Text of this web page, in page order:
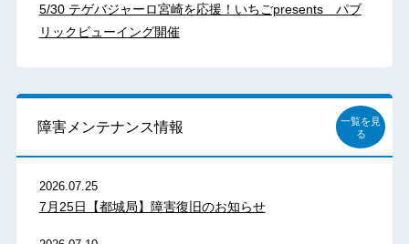
5/30 テゲバジャーロ宮崎を応援！いちごpresents パブ
リックビューイング開催
障害メンテナンス情報
一覧を見
る
2026.07.25
7月25日【都城局】障害復旧のお知らせ